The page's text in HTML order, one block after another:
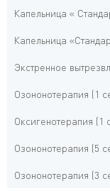
Капельница «
Капельница
Экстренное
Озононотерапия (1
Оксигенотерапия (1
Озононотерапия (5
Озононотерапия (3